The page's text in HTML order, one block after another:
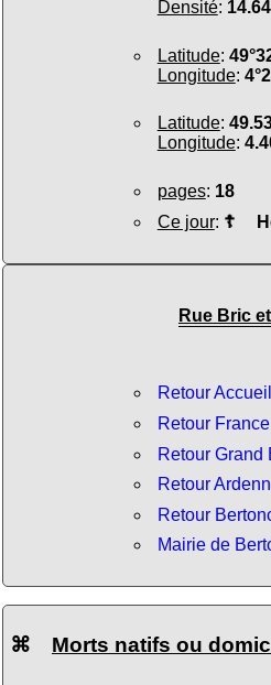
Densité: 14.64
Latitude:
Longitude:
Latitude:
Longitude:
pages: 18
Ce jour: ☦
Rue Bric
Retour Accueil
Retour France
Retour Grand
Retour
Retour
Mairie de
⌘ Morts natifs ou